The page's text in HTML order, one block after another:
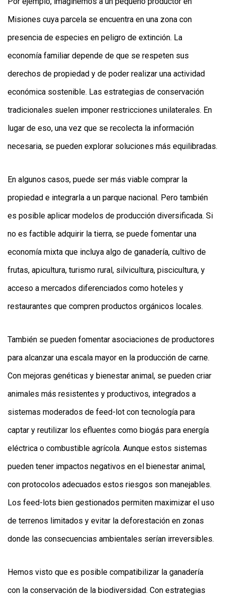
Misiones cuya parcela se encuentra en una zona con
presencia de especies en peligro de extinción. La
economía familiar depende de que se respeten sus
derechos de propiedad y de poder realizar una actividad
económica sostenible. Las estrategias de conservación
tradicionales suelen imponer restricciones unilaterales. En
lugar de eso, una vez que se recolecta la información
necesaria, se pueden explorar soluciones más equilibradas.
En algunos casos, puede ser más viable comprar la
propiedad e integrarla a un parque nacional. Pero también
es posible aplicar modelos de producción diversificada. Si
no es factible adquirir la tierra, se puede fomentar una
economía mixta que incluya algo de ganadería, cultivo de
frutas, apicultura, turismo rural, silvicultura, piscicultura, y
acceso a mercados diferenciados como hoteles y
restaurantes que compren productos orgánicos locales.
También se pueden fomentar asociaciones de productores
para alcanzar una escala mayor en la producción de carne.
Con mejoras genéticas y bienestar animal, se pueden criar
animales más resistentes y productivos, integrados a
sistemas moderados de feed-lot con tecnología para
captar y reutilizar los efluentes como biogás para energía
eléctrica o combustible agrícola. Aunque estos sistemas
pueden tener impactos negativos en el bienestar animal,
con protocolos adecuados estos riesgos son manejables.
Los feed-lots bien gestionados permiten maximizar el uso
de terrenos limitados y evitar la deforestación en zonas
donde las consecuencias ambientales serían irreversibles.
Hemos visto que es posible compatibilizar la ganadería
con la conservación de la biodiversidad. Con estrategias